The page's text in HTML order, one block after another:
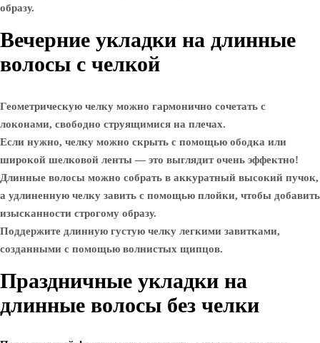
образу.
Вечерние укладки на длинные
волосы с челкой
Геометрическую челку можно гармонично сочетать с
локонами, свободно струящимися на плечах.
Если нужно, челку можно скрыть с помощью ободка или
широкой шелковой ленты — это выглядит очень эффектно!
Длинные волосы можно собрать в аккуратный высокий пучок,
а удлиненную челку завить с помощью плойки, чтобы добавить
изысканности строгому образу.
Поддержите длинную густую челку легкими завитками,
созданными с помощью волнистых щипцов.
Праздничные укладки на
длинные волосы без челки